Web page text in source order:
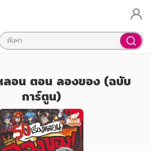
ลอน ตอน ลองของ (ฉบับ
การ์ตูน)